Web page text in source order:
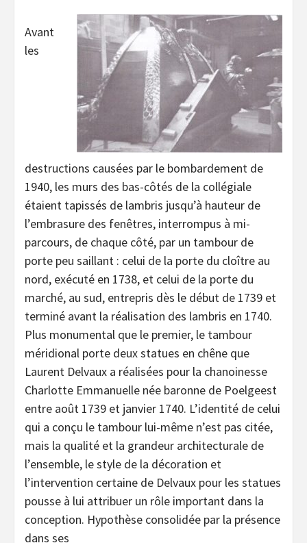
Avant
les
destructions causées par le bombardement de
1940, les murs des bas-côtés de la collégiale
étaient tapissés de lambris jusqu’à hauteur de
l’embrasure des fenêtres, interrompus à mi-
parcours, de chaque côté, par un tambour de
porte peu saillant : celui de la porte du cloître au
nord, exécuté en 1738, et celui de la porte du
marché, au sud, entrepris dès le début de 1739 et
terminé avant la réalisation des lambris en 1740.
Plus monumental que le premier, le tambour
méridional porte deux statues en chêne que
Laurent Delvaux a réalisées pour la chanoinesse
Charlotte Emmanuelle née baronne de Poelgeest
entre août 1739 et janvier 1740. L’identité de celui
qui a conçu le tambour lui-même n’est pas citée,
mais la qualité et la grandeur architecturale de
l’ensemble, le style de la décoration et
l’intervention certaine de Delvaux pour les statues
pousse à lui attribuer un rôle important dans la
conception. Hypothèse consolidée par la présence
dans ses